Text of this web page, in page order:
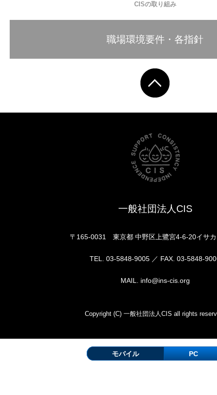
CISの取り組み
職場環境要件・各指針
一般社団法人CIS
〒165-0031 東京都 中野区上鷺宮4-6-20イサ
TEL. 03-5848-9005 ／ FAX. 03-5848-
MAIL. info@ins-cis.org
Copyright (C) 一般社団法人CIS all rights
モバイル PC